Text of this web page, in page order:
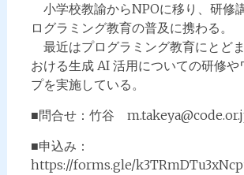
小学校教諭からNPOに移り、研修
ログラミング教育の普及に携わる。
最近はプログラミング教育にとど
おける生成 AI 活用についての研修や
プを実施している。
■問合せ：竹谷
■申込み：
https://forms.gle/